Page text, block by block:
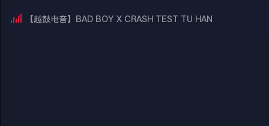
【越鼓电音】BAD BOY X CRASH TEST TU HAN